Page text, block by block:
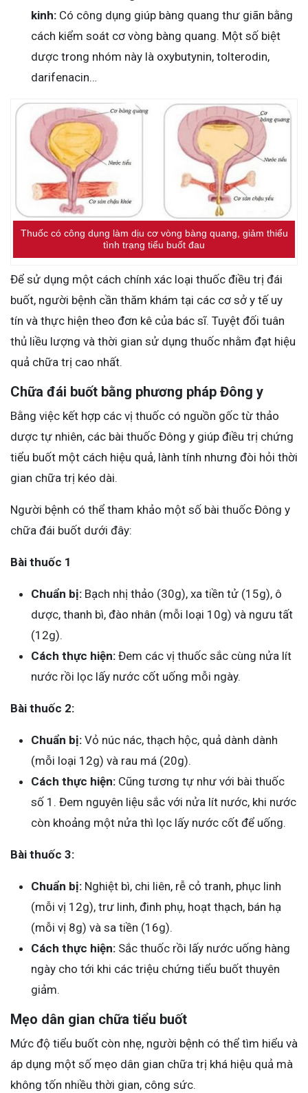
kinh: Có công dụng giúp bàng quang thư giãn bằng
cách kiểm soát cơ vòng bàng quang. Một số biệt
dược trong nhóm này là oxybutynin, tolterodin,
darifenacin…
Thuốc có công dụng làm dịu cơ vòng bàng quang, giảm thiểu
tình trạng tiểu buốt đau
Để sử dụng một cách chính xác loại thuốc điều trị đái
buốt, người bệnh cần thăm khám tại các cơ sở y tế uy
tín và thực hiện theo đơn kê của bác sĩ. Tuyệt đối tuân
thủ liều lượng và thời gian sử dụng thuốc nhằm đạt hiệu
quả chữa trị cao nhất.
Chữa đái buốt bằng phương pháp Đông y
Bằng việc kết hợp các vị thuốc có nguồn gốc từ thảo
dược tự nhiên, các bài thuốc Đông y giúp điều trị chứng
tiểu buốt một cách hiệu quả, lành tính nhưng đòi hỏi thời
gian chữa trị kéo dài.
Người bệnh có thể tham khảo một số bài thuốc Đông y
chữa đái buốt dưới đây:
Bài thuốc 1
Chuẩn bị: Bạch nhị thảo (30g), xa tiền tử (15g), ô
dược, thanh bì, đào nhân (mỗi loại 10g) và ngưu tất
(12g).
Cách thực hiện: Đem các vị thuốc sắc cùng nửa lít
nước rồi lọc lấy nước cốt uống mỗi ngày.
Bài thuốc 2:
Chuẩn bị: Vỏ núc nác, thạch hộc, quả dành dành
(mỗi loại 12g) và rau má (20g).
Cách thực hiện: Cũng tương tự như với bài thuốc
số 1. Đem nguyên liệu sắc với nửa lít nước, khi nước
còn khoảng một nửa thì lọc lấy nước cốt để uống.
Bài thuốc 3:
Chuẩn bị: Nghiệt bì, chi liên, rễ cỏ tranh, phục linh
(mỗi vị 12g), trư linh, đinh phụ, hoạt thạch, bán hạ
(mỗi vị 8g) và sa tiền (16g).
Cách thực hiện: Sắc thuốc rồi lấy nước uống hàng
ngày cho tới khi các triệu chứng tiểu buốt thuyên
giảm.
Mẹo dân gian chữa tiểu buốt
Mức độ tiểu buốt còn nhẹ, người bệnh có thể tìm hiểu và
áp dụng một số mẹo dân gian chữa trị khá hiệu quả mà
không tốn nhiều thời gian, công sức.